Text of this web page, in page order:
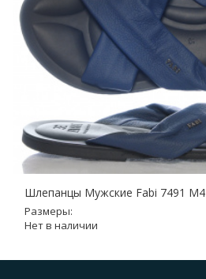
Шлепанцы Мужские Fabi 7491 M4
Размеры:
Нет в наличии